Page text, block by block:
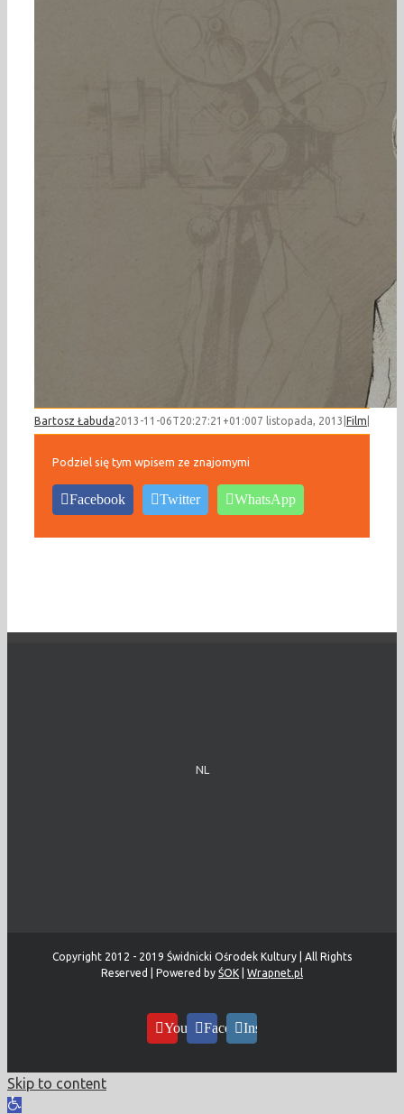
Bartosz Łabuda2013-11-06T20:27:21+01:007 listopada, 2013 Film
Podziel się tym wpisem ze znajomymi
Facebook Twitter WhatsApp
NL
Copyright 2012 - 2019 Świdnicki Ośrodek Kultury | All Rights
Reserved | Powered by ŚOK Wrapnet.pl
YouTubeFacebookInstagram
Skip to content
Open